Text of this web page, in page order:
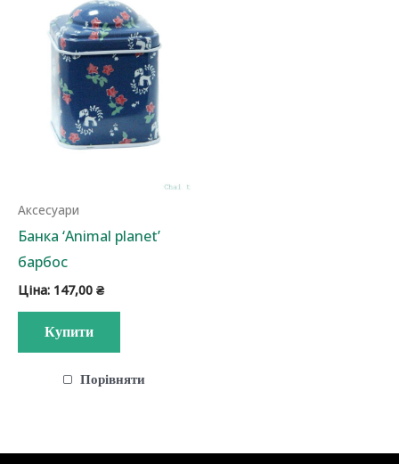
Аксесуари
Банка ‘Animal planet’
барбос
Ціна: 147,00 ₴
Купити
Порівняти